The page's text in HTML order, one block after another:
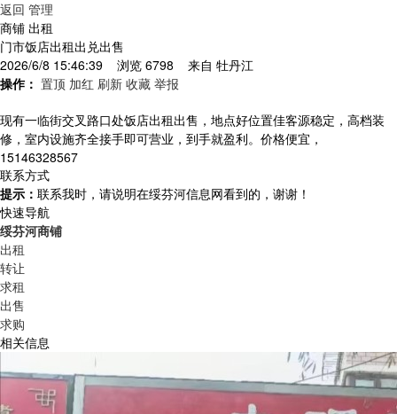
返回 管理
商铺 出租
门市饭店出租出兑出售
2026/6/8 15:46:39 浏览 6798 来自 牡丹江
操作： 置顶 加红 刷新 收藏 举报
现有一临街交叉路口处饭店出租出售，地点好位置佳客源稳定，高档装
修，室内设施齐全接手即可营业，到手就盈利。价格便宜，
15146328567
联系方式
提示： 联系我时，请说明在绥芬河信息网看到的，谢谢！
快速导航
绥芬河商铺
出租
转让
求租
出售
求购
相关信息